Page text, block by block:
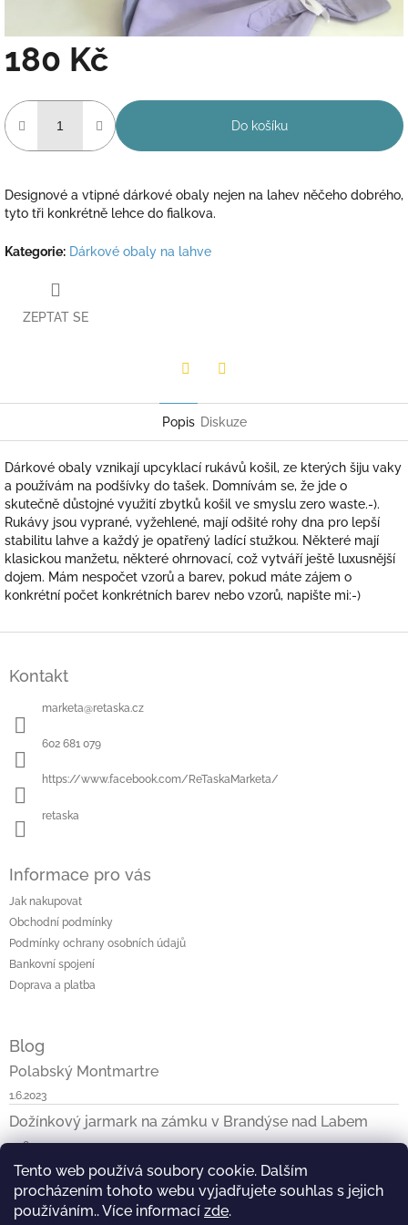
Tento web používá soubory cookie. Dalším
procházením tohoto webu vyjadřujete souhlas s jejich
používáním.. Více informací zde.
180 Kč
cena:
Do košíku
Designové a vtipné dárkové obaly nejen na lahev něčeho dobrého,
tyto tři konkrétně lehce do fialkova.
Kategorie: Dárkové obaly na lahve
ZEPTAT SE
Popis Diskuze
Dárkové obaly vznikají upcyklací rukávů košil, ze kterých šiju vaky
a používám na podšívky do tašek. Domnívám se, že jde o
skutečně důstojné využití zbytků košil ve smyslu zero waste.-).
Rukávy jsou vyprané, vyžehlené, mají odšité rohy dna pro lepší
stabilitu lahve a každý je opatřený ladící stužkou. Některé mají
klasickou manžetu, některé ohrnovací, což vytváří ještě luxusnější
dojem. Mám nespočet vzorů a barev, pokud máte zájem o
konkrétní počet konkrétních barev nebo vzorů, napište mi:-)
Kontakt
marketa@retaska.cz
602 681 079
https://www.facebook.com/ReTaskaMarketa/
retaska
Informace pro vás
Jak nakupovat
Obchodní podmínky
Podmínky ochrany osobních údajů
Bankovní spojení
Doprava a platba
Blog
Polabský Montmartre
1.6.2023
Dožínkový jarmark na zámku v Brandýse nad Labem
29.8.2022
Jak jsem byla s ReTaškou v ČT
10.4.2021